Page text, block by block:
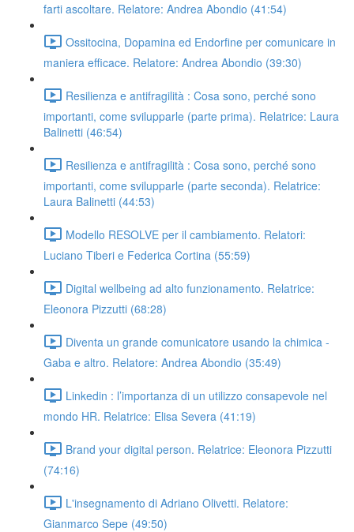
farti ascoltare. Relatore: Andrea Abondio (41:54)
Ossitocina, Dopamina ed Endorfine per comunicare in
maniera efficace. Relatore: Andrea Abondio (39:30)
Resilienza e antifragilità : Cosa sono, perché sono
importanti, come svilupparle (parte prima). Relatrice: Laura
Balinetti (46:54)
Resilienza e antifragilità : Cosa sono, perché sono
importanti, come svilupparle (parte seconda). Relatrice:
Laura Balinetti (44:53)
Modello RESOLVE per il cambiamento. Relatori:
Luciano Tiberi e Federica Cortina (55:59)
Digital wellbeing ad alto funzionamento. Relatrice:
Eleonora Pizzutti (68:28)
Diventa un grande comunicatore usando la chimica -
Gaba e altro. Relatore: Andrea Abondio (35:49)
Linkedin : l’importanza di un utilizzo consapevole nel
mondo HR. Relatrice: Elisa Severa (41:19)
Brand your digital person. Relatrice: Eleonora Pizzutti
(74:16)
L'insegnamento di Adriano Olivetti. Relatore:
Gianmarco Sepe (49:50)